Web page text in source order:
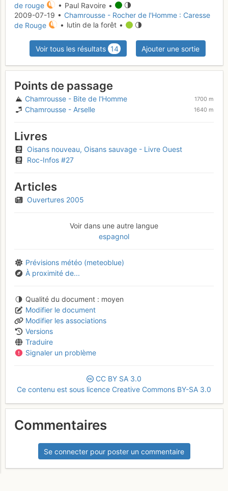
de rouge
• Paul Ravoire •
2009-07-19 • Chamrousse - Rocher de l'Homme : Caresse
de Rouge
• lutin de la forêt •
Voir tous les résultats 14 Ajouter une sortie
Points de passage
Chamrousse - Bite de l'Homme 1700 m
Chamrousse - Arselle 1640 m
Livres
Oisans nouveau, Oisans sauvage - Livre Ouest
Roc-Infos #27
Articles
Ouvertures 2005
Voir dans une autre langue
espagnol
Prévisions météo (meteoblue)
À proximité de...
Qualité du document
moyen
Modifier le document
Modifier les associations
Versions
Traduire
Signaler un problème
CC BY SA 3.0
Ce contenu est sous licence Creative Commons BY-SA 3.0
Commentaires
Se connecter pour poster un commentaire